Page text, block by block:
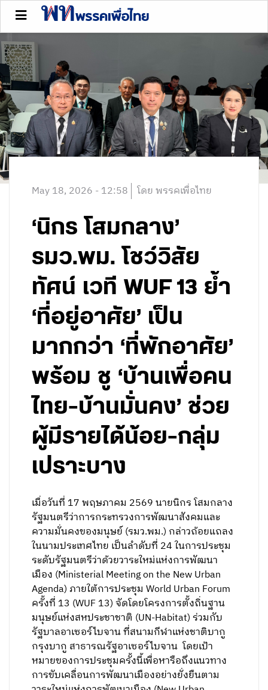
May 18, 2026 - 12:58 โดย พรรคเพื่อไทย
‘นิกร โสมกลาง’
รมว.พม. โชว์วิสัย
ทัศน์ เวที WUF 13 ย้ำ
‘ที่อยู่อาศัย’ เป็น
มากกว่า ‘ที่พักอาศัย’
พร้อม ชู ‘บ้านเพื่อคน
ไทย-บ้านมั่นคง’ ช่วย
ผู้มีรายได้น้อย-กลุ่ม
เปราะบาง
เมื่อวันที่ 17 พฤษภาคม 2569 นายนิกร โสมกลาง
รัฐมนตรีว่าการกระทรวงการพัฒนาสังคมและ
ความมั่นคงของมนุษย์ (รมว.พม.) กล่าวถ้อยแถลง
ในนามประเทศไทย เป็นลำดับที่ 24 ในการประชุม
ระดับรัฐมนตรีว่าด้วยวาระใหม่แห่งการพัฒนา
เมือง (Ministerial Meeting on the New Urban
Agenda) ภายใต้การประชุม World Urban Forum
ครั้งที่ 13 (WUF 13) จัดโดยโครงการตั้งถิ่นฐาน
มนุษย์แห่งสหประชาชาติ (UN-Habitat) ร่วมกับ
รัฐบาลอาเซอร์ไบจาน ที่สนามกีฬาแห่งชาติบากู
กรุงบากู สาธารณรัฐอาเซอร์ไบจาน โดยเป้า
หมายของการประชุมครั้งนี้เพื่อหารือถึงแนวทาง
การขับเคลื่อนการพัฒนาเมืองอย่างยั่งยืนตาม